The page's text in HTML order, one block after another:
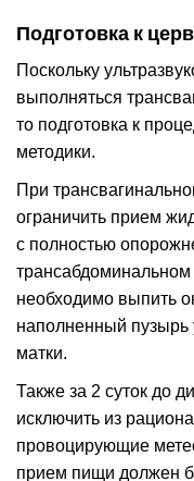
Подготовка к
Поскольку
выполняться
то подготовка к
методики.
При
ограничить прием
с полностью
трансабдоминальном
необходимо выпить
наполненный
матки.
Также за 2 суток до
исключить из
провоцирующие
прием пищи должен